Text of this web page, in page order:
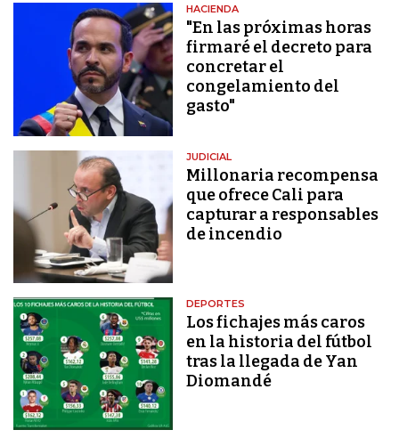
HACIENDA
"En las próximas horas
firmaré el decreto para
concretar el
congelamiento del
gasto"
JUDICIAL
Millonaria recompensa
que ofrece Cali para
capturar a responsables
de incendio
DEPORTES
Los fichajes más caros
en la historia del fútbol
tras la llegada de Yan
Diomandé